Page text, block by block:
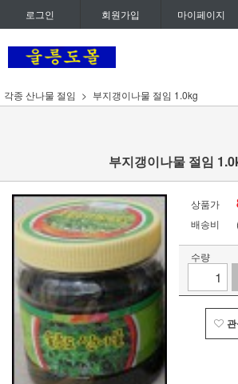
로그인 회원가입 마이페이지
각종 산나물 절임 부지갱이나물 절임 1.0kg
부지갱이나물 절임
상품가
배송비
수량